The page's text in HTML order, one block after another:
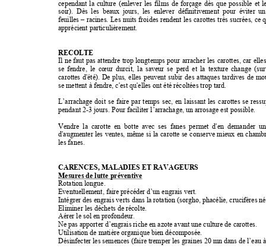
cependant la culture (enlever les films de forçage dès que possible et
soir).  Dès les  beaux jours,  les  enlever  définitivement pour  éviter
feuilles – racines. Les nuits froides rendent les carottes très sucrées, ce
apprécient particulièrement.
RECOLTE
Il ne faut pas attendre trop longtemps pour arracher les carottes, car
se fendre, le cœur durcit, la saveur se perd et la texture change
carottes d'été). De plus, elles peuvent subir des attaques tardives de
se mettent à fendre, c'est qu'elles ont été récoltées trop tard.
L’arrachage doit se faire par temps sec, en laissant les carottes se
pendant 2-3 jours. Pour faciliter l’arrachage, un arrosage est possible.
Vendre  la  carotte  en  botte avec  ses  fanes  permet  d'en  demander
d'augmenter les ventes, même si la carotte se conserve mieux en
les fanes.
CARENCES, MALADIES ET RAVAGEURS
Mesures de lutte préventive
Rotation longue.
Eventuellement, faire précéder d’un engrais vert.
Intégrer des engrais verts dans la rotation (sorgho, phacélie, crucifères
Eliminer les déchets de récolte.
Aérer le sol en profondeur.
Ne pas apporter d’engrais riche en azote avant une culture de carottes.
Utilisation de matière organique bien décomposée.
Désinfecter les semences (faire tremper les graines 20 mn dans de l’eau